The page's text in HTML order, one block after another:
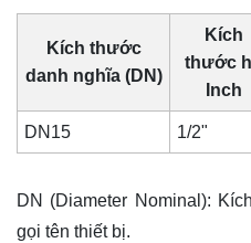
Kích thước
danh nghĩa (DN)
Kích
thước
Inch
DN15 1/2"
DN (Diameter Nominal):
gọi tên thiết bị.